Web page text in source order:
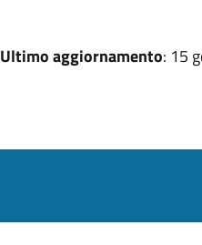
Ultimo aggiornamento: 15